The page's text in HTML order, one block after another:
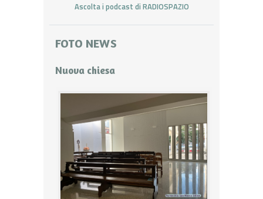
Ascolta i podcast di RADIOSPAZIO
FOTO NEWS
Nuova chiesa